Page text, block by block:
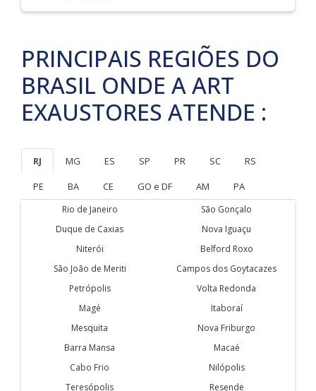
PRINCIPAIS REGIÕES DO
BRASIL ONDE A ART
EXAUSTORES ATENDE :
RJ MG ES SP PR SC
RS
PE
BA CE GO e DF AM PA
Rio de Janeiro
São Gonçalo
Duque de Caxias
Nova Iguaçu
Niterói
Belford Roxo
São João de Meriti
Campos dos Goytacazes
Petrópolis
Volta Redonda
Magé
Itaboraí
Mesquita
Nova Friburgo
Barra Mansa
Macaé
Cabo Frio
Nilópolis
Teresópolis
Resende